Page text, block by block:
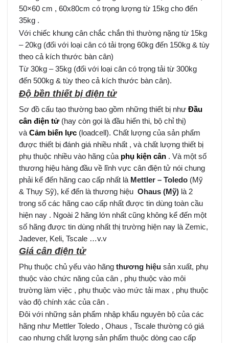
50×60 cm , 60x80cm có trọng lượng từ 15kg cho đến
35kg .
Với chiếc khung cân chắc chắn thì thường nặng từ 15kg
– 20kg (đối với loại cân có tải trọng 60kg đến 150kg & tùy
theo cả kích thước bàn cân)
Từ 30kg – 35kg (đối với loại cân có trọng tải từ 300kg
đến 500kg & tùy theo cả kích thước bàn cân).
Độ bền thiết bị điện tử
Sơ đồ cấu tạo thường bao gồm những thiết bị nhưĐầu
cân điện tử (hay còn gọi là đầu hiển thi, bộ chỉ thị)
vàCảm biến lực (loadcell). Chất lượng của sản phẩm
được thiết bị đánh giá nhiều nhất , và chất lượng thiết bị
phụ thuộc nhiều vào hãng của phụ kiện cân . Và một số
thương hiệu hàng đầu về lĩnh vực cân điện tử nói chung
phải kể đến hãng cao cấp nhất là Mettler – Toledo (Mỹ
& Thụy Sỹ), kế đến là thương hiệuOhaus (Mỹ) là 2
trong số các hãng cao cấp nhất được tin dùng toàn cầu
hiện nay . Ngoài 2 hãng lớn nhất cũng không kể đến một
số hãng được tin dùng nhất thị trường hiện nay là Zemic,
Jadever, Keli, Tscale …v.v
Giá cân điện tử
Phụ thuộc chủ yếu vào hãngthương hiệu sản xuất, phụ
thuộc vào chức năng của cân , phụ thuộc vào môi
trường làm việc , phụ thuộc vào mức tải max , phụ thuộc
vào độ chính xác của cân .
Đôi với những sản phẩm nhập khẩu nguyên bộ của các
hãng như Mettler Toledo , Ohaus , Tscale thường có giá
cao nhưng chất lượng sản phẩm thuộc dòng cao cấp